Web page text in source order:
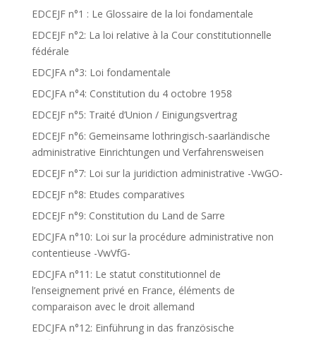
EDCEJF n°1 : Le Glossaire de la loi fondamentale
EDCEJF n°2: La loi relative à la Cour constitutionnelle
fédérale
EDCJFA n°3: Loi fondamentale
EDCJFA n°4: Constitution du 4 octobre 1958
EDCEJF n°5: Traité d’Union / Einigungsvertrag
EDCEJF n°6: Gemeinsame lothringisch-saarländische
administrative Einrichtungen und Verfahrensweisen
EDCEJF n°7: Loi sur la juridiction administrative -VwGO-
EDCEJF n°8: Etudes comparatives
EDCEJF n°9: Constitution du Land de Sarre
EDCJFA n°10: Loi sur la procédure administrative non
contentieuse -VwVfG-
EDCJFA n°11: Le statut constitutionnel de
l’enseignement privé en France, éléments de
comparaison avec le droit allemand
EDCJFA n°12: Einführung in das französische